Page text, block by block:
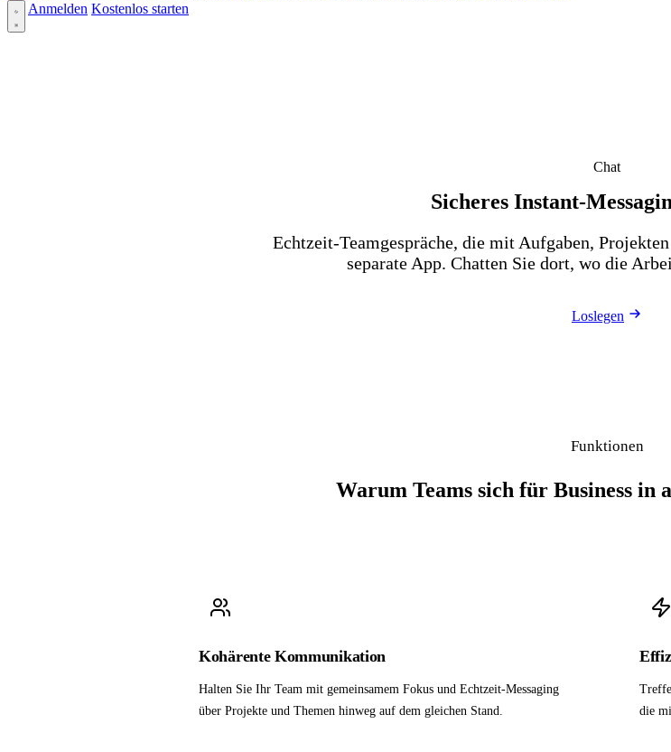
Anmelden Kostenlos starten
Chat
Sicheres Instant-
Echtzeit-Teamgespräche, die mit Aufgaben,
separate App. Chatten Sie dort, wo die
Loslegen
Funktionen
Warum Teams sich für Business in
Kohärente Kommunikation
Halten Sie Ihr Team mit gemeinsamem Fokus und Echtzeit-Messaging
über Projekte und Themen hinweg auf dem gleichen Stand.
die